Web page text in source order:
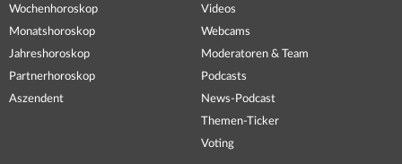
Wochenhoroskop
Monatshoroskop
Jahreshoroskop
Partnerhoroskop
Aszendent
Videos
Webcams
Moderatoren & Team
Podcasts
News-Podcast
Themen-Ticker
Voting